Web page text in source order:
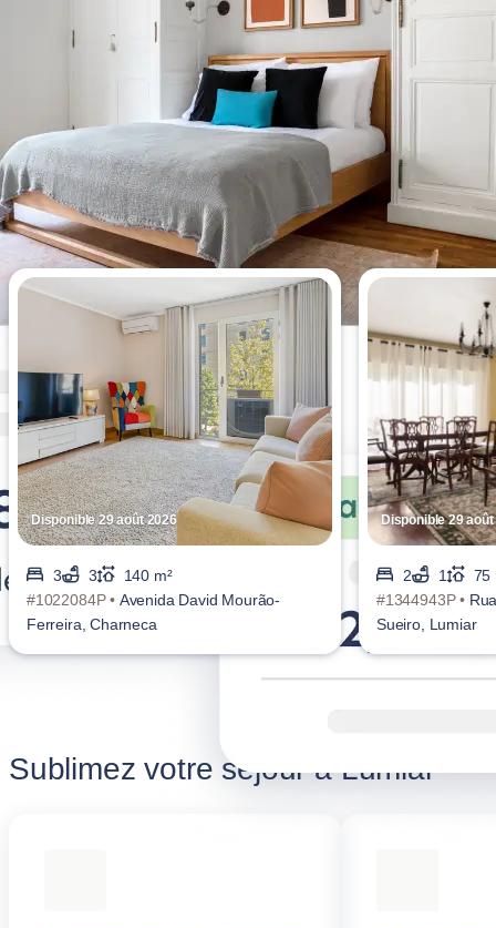
Appartements les plus vus cette
semaine
Disponible 29 août 2026
3 3
140 m²
#1022084P • Avenida David Mourão-
Ferreira, Charneca
Disponible 29
2 1
75
#1344943P •
Sueiro, Lumiar
Sublimez votre séjour à Lumiar